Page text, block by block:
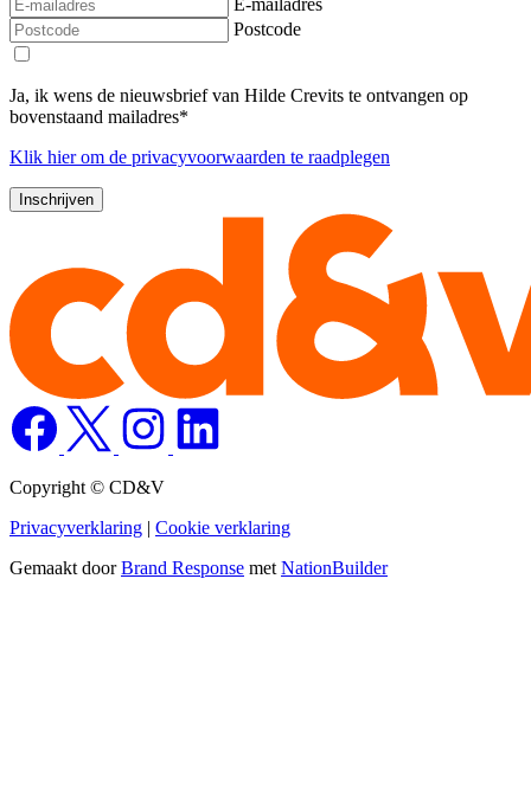
E-mailadres
Postcode
Ja, ik wens de nieuwsbrief van Hilde Crevits te ontvangen op
bovenstaand mailadres*
Klik hierom de privacyvoorwaarden te raadplegen
Copyright © CD&V
Privacyverklaring | Cookie verklaring
Gemaakt doorBrand Response met NationBuilder